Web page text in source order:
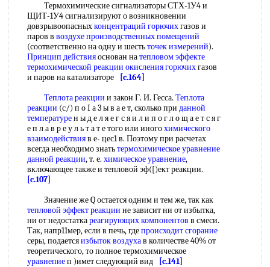
Термохимические сигнализаторы СТХ-1У4 и
ЩИТ-1У4 сигнализируют о возникновении
довзрывоопасныхконцентраций горючихгазов и
паров в воздухе производственных помещений
(соответственно на одну и шестьточек измерений).
Принцип действияоснован натепловом эффекте
термохимической реакции окисления горючихгазов
и паров на катализаторе
[c.164]
Теплота реакции и закон Г. И. Гесса. Теплота
реакции (с/) п о I а 3 ы в а е т, сколько при данной
температурен ы д е л я е г с я и л и п о г л о щ а е т с я г
е п л а в р е у л ь т а т е того или иногохимического
взаимодействияв е- цес1 в. Поэтому при расчетах
всегда необходимо знатьтермохимическое уравнение
данной реакции, т. е. химическое уравнение,
включающее также и тепловой эф([)ект реакции.
[c.107]
Значение же Q остается одним и тем же, так как
тепловой эффект реакции не зависит ни от избытка,
ни от недостаткареагирующих компонентов в смеси.
Так, напр11мер, если в печь, гдепроисходит сгорание
серы, подаетсяизбыток воздухав количестве 40% от
теоретического, то полное термохимическое
уравнепиеп )имет следующий вид
[c.141]